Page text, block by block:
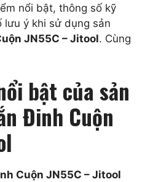
nổi bật, thông số kỹ
ý khi sử dụng sản
JN55C – Jitool. Cùng
bật của sản
Đinh Cuộn
Cuộn JN55C – Jitool